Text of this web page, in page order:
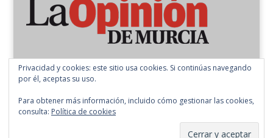
Copyright 2026 Pedro J. Navarro | Todos los derechos
Privacidad y cookies: este sitio usa cookies. Si continúas navegando
por él, aceptas su uso.
Para obtener más información, incluido cómo gestionar las cookies,
consulta: Política de cookies